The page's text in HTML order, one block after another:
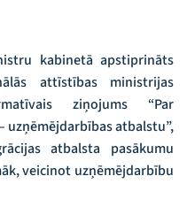
kabinetā apstiprināts
attīstības ministrijas
ziņojums “Par
uzņēmējdarbības atbalstu”,
atbalsta pasākumu
veicinot uzņēmējdarbību